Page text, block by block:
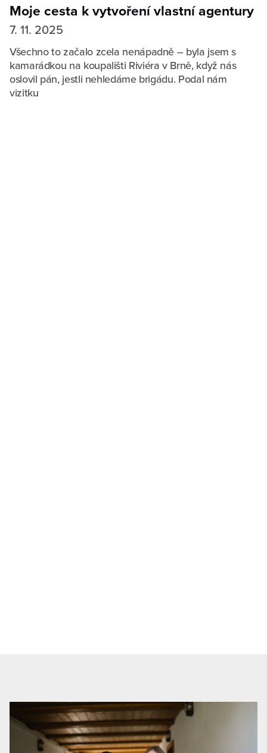
Moje cesta k vytvoření vlastní agentury
7. 11. 2025
Všechno to začalo zcela nenápadně – byla jsem s
kamarádkou na koupališti Riviéra v Brně, když nás
oslovil pán, jestli nehledáme brigádu. Podal nám
vizitku